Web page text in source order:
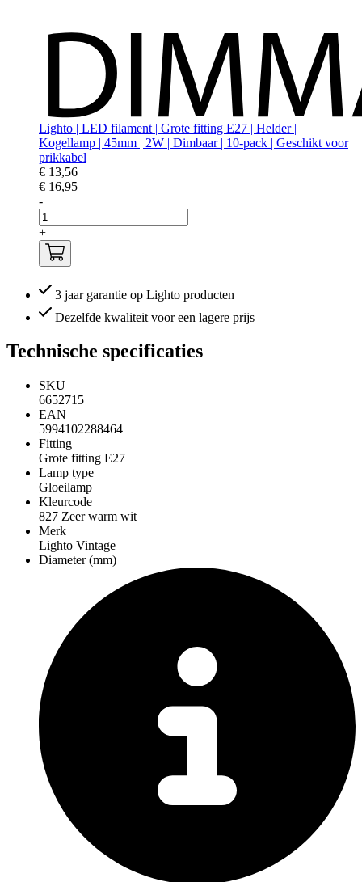
Lighto | LED filament | Grote fitting E27 | Helder |
Kogellamp | 45mm | 2W | Dimbaar | 10-pack | Geschikt voor
prikkabel
€ 13,56
€ 16,95
-
+
3 jaar garantie op Lighto producten
Dezelfde kwaliteit voor een lagere prijs
Technische specificaties
SKU
6652715
EAN
5994102288464
Fitting
Grote fitting E27
Lamp type
Gloeilamp
Kleurcode
827 Zeer warm wit
Merk
Lighto Vintage
Diameter (mm)